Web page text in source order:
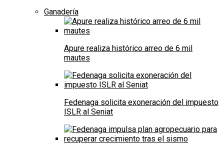
Ganadería
Apure realiza histórico arreo de 6 mil
mautes
Fedenaga solicita exoneración del impuesto
ISLR al Seniat